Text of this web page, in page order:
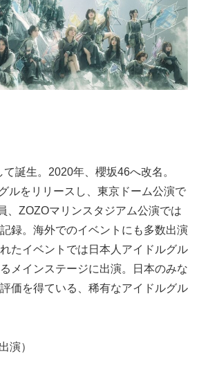
誕生。2020年、櫻坂46へ改名。
ルをリリースし、東京ドーム公演で
、ZOZOマリンスタジアム公演では
録。海外でのイベントにも多数出演
たイベントでは日本人アイドルグル
メインステージに出演。日本のみな
価を得ている、稀有なアイドルグル
演）